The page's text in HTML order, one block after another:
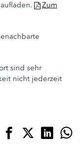
Zum
sind sehr
nicht jederzeit